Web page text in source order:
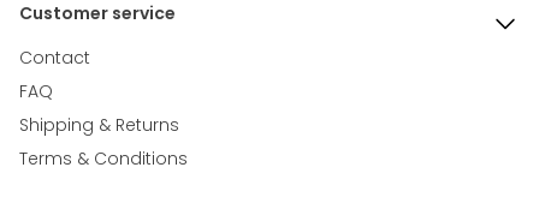
Customer service
Contact
FAQ
Shipping & Returns
Terms & Conditions